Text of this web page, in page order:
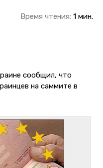
Время чтения: 1 мин.
сообщил, что
на саммите в